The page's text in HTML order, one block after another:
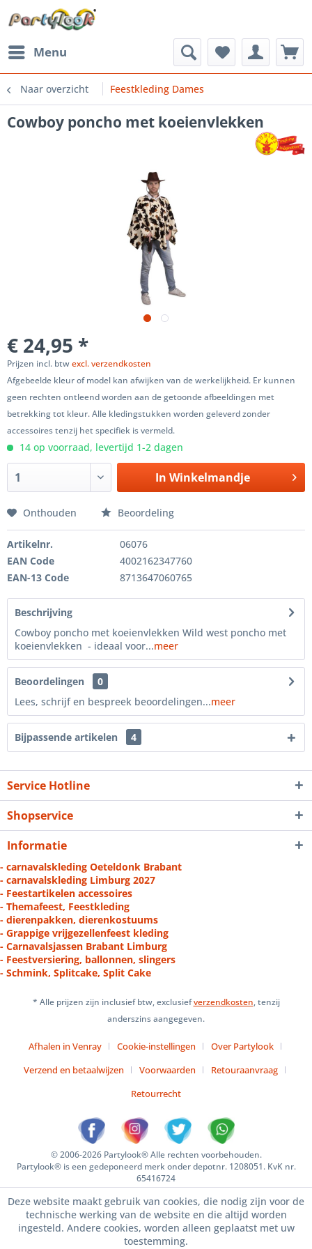
Menu
Naar overzicht Feestkleding Dames
Cowboy poncho met koeienvlekken
€ 24,95 *
Prijzen incl. btwexcl. verzendkosten
Afgebeelde kleur of model kan afwijken van de werkelijkheid. Er kunnen
geen rechten ontleend worden aan de getoonde afbeeldingen met
betrekking tot kleur. Alle kledingstukken worden geleverd zonder
accessoires tenzij het specifiek is vermeld.
14 op voorraad, levertijd 1-2 dagen
In Winkelmandje
Onthouden Beoordeling
Artikelnr.
06076
EAN Code
4002162347760
EAN-13 Code
8713647060765
Beschrijving
Cowboy poncho met koeienvlekken Wild west poncho met
koeienvlekken - ideaal voor...meer
Beoordelingen
0
Lees, schrijf en bespreek beoordelingen...meer
Bijpassende artikelen 4
Service Hotline
Shopservice
Informatie
- carnavalskleding Oeteldonk Brabant
- carnavalskleding Limburg 2027
- Feestartikelen accessoires
- Themafeest, Feestkleding
- dierenpakken, dierenkostuums
- Grappige vrijgezellenfeest kleding
- Carnavalsjassen Brabant Limburg
- Feestversiering, ballonnen, slingers
- Schmink, Splitcake, Split Cake
* Alle prijzen zijn inclusief btw, exclusiefverzendkosten, tenzij
anderszins aangegeven.
Afhalen in Venray Cookie-instellingen
Over Partylook
Verzend en betaalwijzen
Voorwaarden
Retouraanvraag
Retourrecht
© 2006-2026 Partylook® Alle rechten voorbehouden.
Partylook® is een gedeponeerd merk onder depotnr. 1208051. KvK nr.
65416724
Deze website maakt gebruik van cookies, die nodig zijn voor de
technische werking van de website en die altijd worden
ingesteld. Andere cookies, worden alleen geplaatst met uw
toestemming.